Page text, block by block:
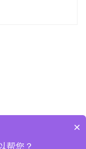
公司 地址：中国 江苏
×
帮您？